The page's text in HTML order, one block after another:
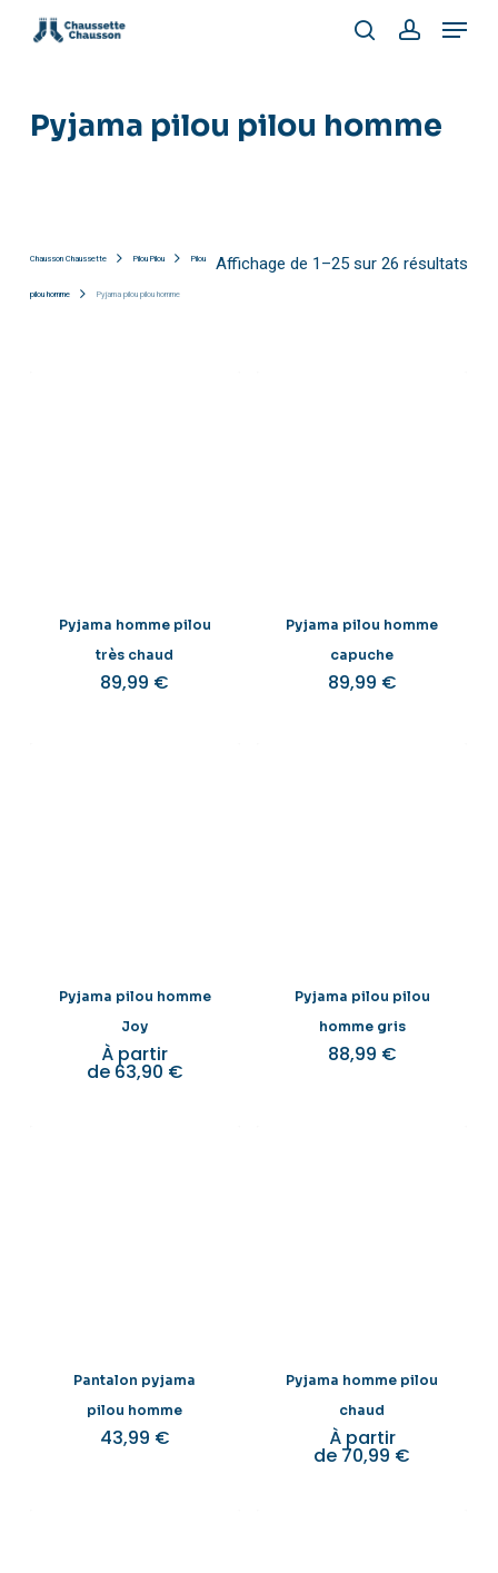
Menu
Pyjama pilou pilou homme
Affichage de 1–25 sur 26 résultats
Chausson Chaussette Pilou Pilou Pilou
pilou homme Pyjama pilou pilou homme
Pyjama homme pilou
très chaud
89,99 €
Pyjama pilou homme
capuche
89,99 €
Pyjama pilou homme
Joy
À partir
de 63,90 €
Pyjama pilou pilou
homme gris
88,99 €
Pantalon pyjama
pilou homme
43,99 €
Pyjama homme pilou
chaud
À partir
de 70,99 €